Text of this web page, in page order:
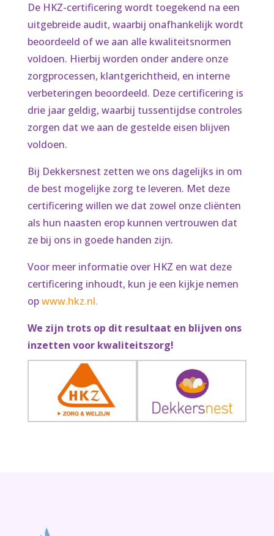
De HKZ-certificering wordt toegekend na een
uitgebreide audit, waarbij onafhankelijk wordt
beoordeeld of we aan alle kwaliteitsnormen
voldoen. Hierbij worden onder andere onze
zorgprocessen, klantgerichtheid, en interne
verbeteringen beoordeeld. Deze certificering is
drie jaar geldig, waarbij tussentijdse controles
zorgen dat we aan de gestelde eisen blijven
voldoen.
Bij Dekkersnest zetten we ons dagelijks in om
de best mogelijke zorg te leveren. Met deze
certificering willen we dat zowel onze cliënten
als hun naasten erop kunnen vertrouwen dat
ze bij ons in goede handen zijn.
Voor meer informatie over HKZ en wat deze
certificering inhoudt, kun je een kijkje nemen
opwww.hkz.nl.
We zijn trots op dit resultaat en blijven ons
inzetten voor kwaliteitszorg!